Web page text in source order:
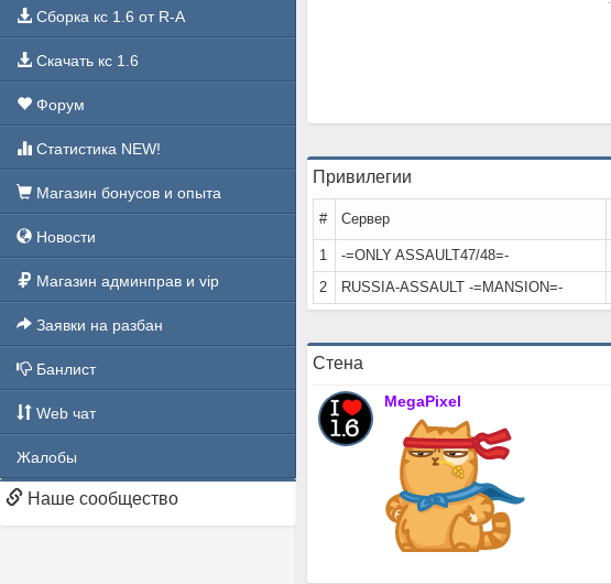
Сборка кс 1.6 от R-A
Скачать кс 1.6
Форум
Статистика NEW!
Магазин бонусов и опыта
Новости
Магазин админправ и vip
Заявки на разбан
Банлист
Web чат
Жалобы
Наше сообщество
Привилегии
# Сервер
1 -=ONLY ASSAULT47/48=-
2
RUSSIA-ASSAULT -=MANSION=-
Стена
MegaPixel